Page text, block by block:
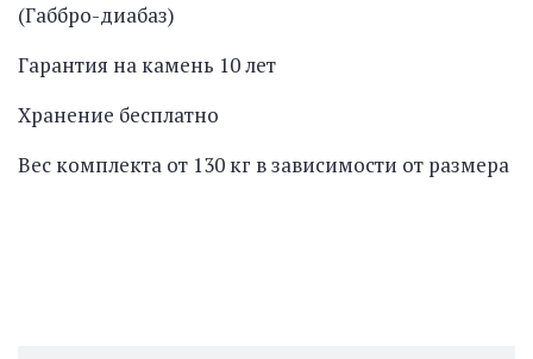
(Габбро-диабаз)
Гарантия на камень 10 лет
Хранение бесплатно
Вес комплекта от 130 кг в зависимости от размера